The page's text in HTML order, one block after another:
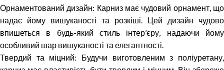
Орнаментований дизайн: Карниз має чудовий орнамент, що
надає йому вишуканості та розкіші. Цей дизайн чудово
впишеться в будь-який стиль інтер’єру, надаючи йому
особливий шар вишуканості та елегантності.
Твердий та міцний: Будучи виготовленим з поліуретану,